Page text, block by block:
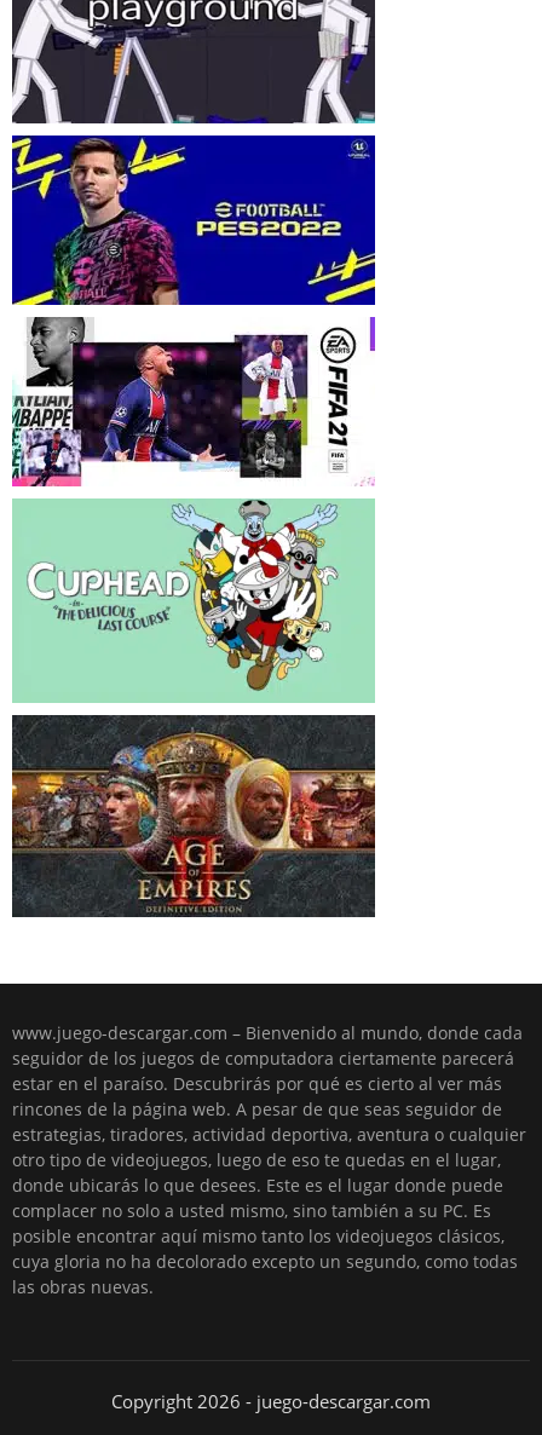
www.juego-descargar.com – Bienvenido al mundo, donde cada
seguidor de los juegos de computadora ciertamente parecerá
estar en el paraíso. Descubrirás por qué es cierto al ver más
rincones de la página web. A pesar de que seas seguidor de
estrategias, tiradores, actividad deportiva, aventura o cualquier
otro tipo de videojuegos, luego de eso te quedas en el lugar,
donde ubicarás lo que desees. Este es el lugar donde puede
complacer no solo a usted mismo, sino también a su PC. Es
posible encontrar aquí mismo tanto los videojuegos clásicos,
cuya gloria no ha decolorado excepto un segundo, como todas
las obras nuevas.
Copyright 2026 - juego-descargar.com